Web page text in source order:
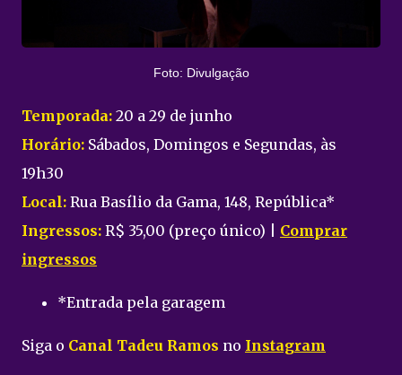
Foto: Divulgação
Temporada: 20 a 29 de junho
Horário: Sábados, Domingos e Segundas, às
19h30
Local: Rua Basílio da Gama, 148, República*
Ingressos: R$ 35,00 (preço único) | Comprar
ingressos
*Entrada pela garagem
Siga o Canal Tadeu Ramos no Instagram